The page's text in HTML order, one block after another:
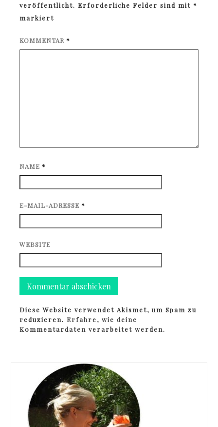
veröffentlicht. Erforderliche Felder sind mit *
markiert
KOMMENTAR *
NAME *
E-MAIL-ADRESSE *
WEBSITE
Diese Website verwendet Akismet, um Spam zu
reduzieren.Erfahre, wie deine
Kommentardaten verarbeitet werden.